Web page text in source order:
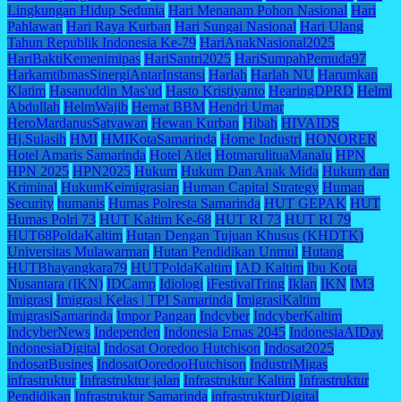
Lingkungan Hidup Sedunia Hari Menanam Pohon Nasional Hari
Pahlawan Hari Raya Kurban Hari Sungai Nasional Hari Ulang
Tahun Republik Indonesia Ke-79 HariAnakNasional2025
HariBaktiKemenimipas HariSantri2025 HariSumpahPemuda97
HarkamtibmasSinergiAntarInstansi Harlah Harlah NU Harumkan
Klatim Hasanuddin Mas'ud Hasto Kristiyanto HearingDPRD Helmi
Abdullah HelmWajib Hemat BBM Hendri Umar
HeroMardanusSatyawan Hewan Kurban Hibah HIVAIDS
Hj.Sulasih HMI HMIKotaSamarinda Home Industri HONORER
Hotel Amaris Samarinda Hotel Atlet HotmarulituaManalu HPN
HPN 2025 HPN2025 Hukum Hukum Dan Anak Mida Hukum dan
Kriminal HukumKeimigrasian Human Capital Strategy Human
Security humanis Humas Polresta Samarinda HUT GEPAK HUT
Humas Polri 73 HUT Kaltim Ke-68 HUT RI 73 HUT RI 79
HUT68PoldaKaltim Hutan Dengan Tujuan Khusus (KHDTK)
Universitas Mulawarman Hutan Pendidikan Unmul Hutang
HUTBhayangkara79 HUTPoldaKaltim IAD Kaltim Ibu Kota
Nusantara (IKN) IDCamp Idiologi iFestivalTring Iklan IKN IM3
Imigrasi Imigrasi Kelas | TPI Samarinda ImigrasiKaltim
ImigrasiSamarinda Impor Pangan Indcyber IndcyberKaltim
IndcyberNews Independen Indonesia Emas 2045 IndonesiaAIDay
IndonesiaDigital Indosat Ooredoo Hutchison Indosat2025
IndosatBusines IndosatOoredooHutchison IndustriMigas
infrastruktur Infrastruktur jalan Infrastruktur Kaltim Infrastruktur
Pendidikan Infrastruktur Samarinda infrastrukturDigital